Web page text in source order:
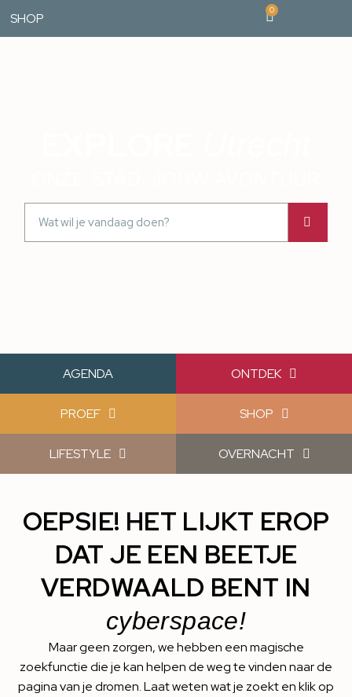
SHOP
0
AGENDA ONTDEK
PROEF SHOP
LIFESTYLE OVERNACHT
OEPSIE! HET LIJKT EROP
DAT JE EEN BEETJE
VERDWAALD BENT IN
cyberspace!
Maar geen zorgen, we hebben een magische
zoekfunctie die je kan helpen de weg te vinden naar de
pagina van je dromen. Laat weten wat je zoekt en klik op